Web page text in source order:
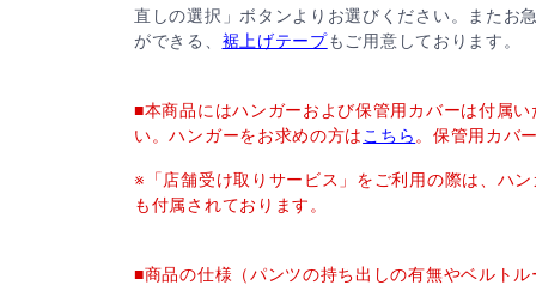
直しの選択」ボタンよりお選びください。またお
ができる、 裾上げテープもご用意しております。
■本商品にはハンガーおよび保管用カバーは付属
い。ハンガーをお求めの方は こちら 。保管用カバ
※「店舗受け取りサービス」をご利用の際は、ハ
も付属されております。
■商品の仕様（パンツの持ち出しの有無やベルト